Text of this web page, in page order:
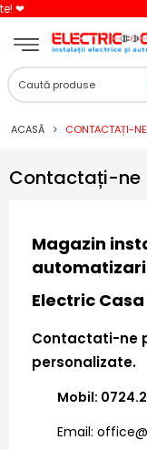
Cadou
ACASĂ CONTACTAȚI-NE
Contactați-ne
Magazin
automatizari
Electric Casa
Contactati-ne
personalizate.
Mobil:
Email: